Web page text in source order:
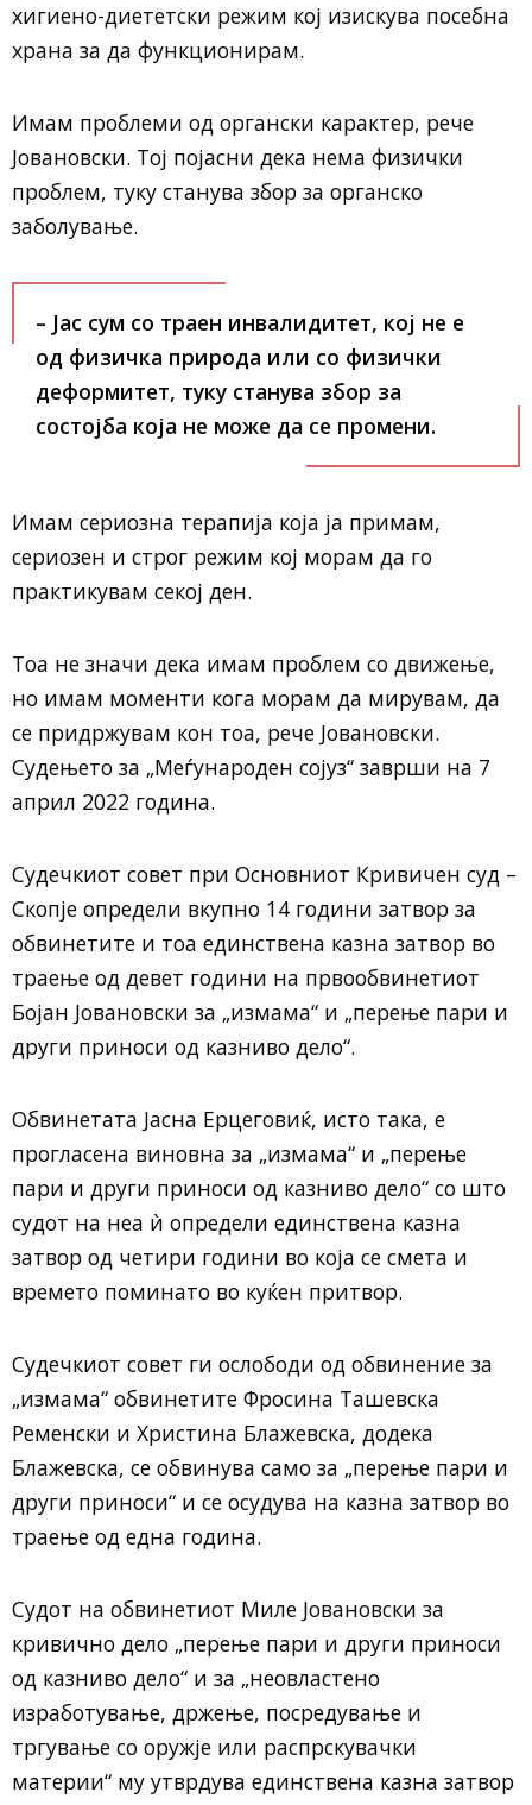
хигиено-диететски режим кој изискува посебна
храна за да функционирам.
Имам проблеми од органски карактер, рече
Јовановски. Тој појасни дека нема физички
проблем, туку станува збор за органско
заболување.
– Јас сум со траен инвалидитет, кој не е
од физичка природа или со физички
деформитет, туку станува збор за
состојба која не може да се промени.
Имам сериозна терапија која ја примам,
сериозен и строг режим кој морам да го
практикувам секој ден.
Тоа не значи дека имам проблем со движење,
но имам моменти кога морам да мирувам, да
се придржувам кон тоа, рече Јовановски.
Судењето за „Меѓународен сојуз“ заврши на 7
април 2022 година.
Судечкиот совет при Основниот Кривичен суд –
Скопје определи вкупно 14 години затвор за
обвинетите и тоа единствена казна затвор во
траење од девет години на првообвинетиот
Бојан Јовановски за „измама“ и „перење пари и
други приноси од казниво дело“.
Обвинетата Јасна Ерцеговиќ, исто така, е
прогласена виновна за „измама“ и „перење
пари и други приноси од казниво дело“ со што
судот на неа ѝ определи единствена казна
затвор од четири години во која се смета и
времето поминато во куќен притвор.
Судечкиот совет ги ослободи од обвинение за
„измама“ обвинетите Фросина Ташевска
Ременски и Христина Блажевска, додека
Блажевска, се обвинува само за „перење пари и
други приноси“ и се осудува на казна затвор во
траење од една година.
Судот на обвинетиот Миле Јовановски за
кривично дело „перење пари и други приноси
од казниво дело“ и за „неовластено
изработување, држење, посредување и
тргување со оружје или распрскувачки
материи“ му утврдува единствена казна затвор